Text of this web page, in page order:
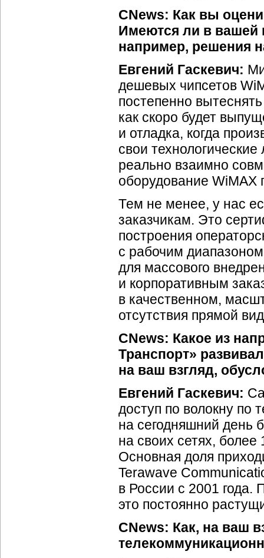
CNews: Как вы
Имеются ли в вашей
например, решения
Евгений Гаскевич:
дешевых чипсетов
постепенно
как скоро будет
и отладка, когда
свои
реально взаимно
оборудование WiMAX
Тем не менее, у нас
заказчикам. Это
построения
с рабочим
для массового
и корпоративным
в качественном,
отсутствия прямой
CNews: Какое из
Транспорт»
на ваш взгляд,
Евгений Гаскевич:
доступ по волокну по
на сегодняшний день
на своих сетях,
Основная доля
Terawave
в России с 2001
это постоянно
CNews: Как, на ваш